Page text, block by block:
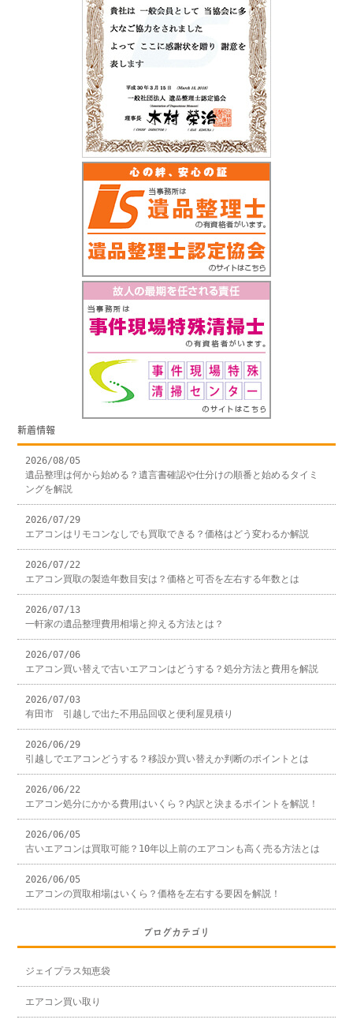
新着情報
2026/08/05
遺品整理は何から始める？遺言書確認や仕分けの順番と始めるタイミ
ングを解説
2026/07/29
エアコンはリモコンなしでも買取できる？価格はどう変わるか解説
2026/07/22
エアコン買取の製造年数目安は？価格と可否を左右する年数とは
2026/07/13
一軒家の遺品整理費用相場と抑える方法とは？
2026/07/06
エアコン買い替えで古いエアコンはどうする？処分方法と費用を解説
2026/07/03
有田市 引越しで出た不用品回収と便利屋見積り
2026/06/29
引越しでエアコンどうする？移設か買い替えか判断のポイントとは
2026/06/22
エアコン処分にかかる費用はいくら？内訳と決まるポイントを解説！
2026/06/05
古いエアコンは買取可能？10年以上前のエアコンも高く売る方法とは
2026/06/05
エアコンの買取相場はいくら？価格を左右する要因を解説！
ブログカテゴリ
ジェイプラス知恵袋
エアコン買い取り